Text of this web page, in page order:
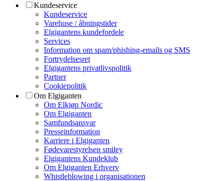
Kundeservice
Kundeservice
Varehuse / åbningstider
Elgigantens kundefordele
Services
Information om spam/phishing-emails og SMS
Fortrydelsesret
Elgigantens privatlivspolitik
Partner
Cookiepolitik
Om Elgiganten
Om Elkjøp Nordic
Om Elgiganten
Samfundsansvar
Presseinformation
Karriere i Elgiganten
Fødevarestyrelsen smiley
Elgigantens Kundeklub
Om Elgiganten Erhverv
Whistleblowing i organisationen